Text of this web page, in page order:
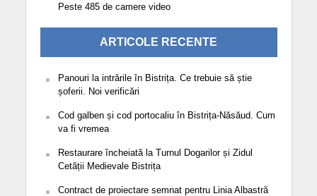
Peste 485 de camere video
ARTICOLE RECENTE
Panouri la intrările în Bistrița. Ce trebuie să știe
șoferii. Noi verificări
Cod galben și cod portocaliu în Bistrița-Năsăud. Cum
va fi vremea
Restaurare încheiată la Turnul Dogarilor și Zidul
Cetății Medievale Bistrița
Contract de proiectare semnat pentru Linia Albastră